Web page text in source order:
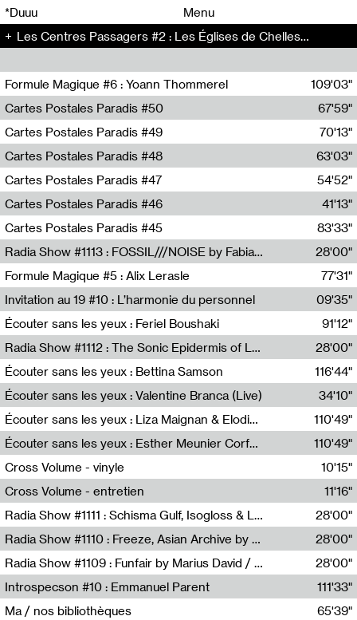
*Duuu
Menu
Les Centres Passagers #2 : Les Églises de Chelles - Les Centres Passagers (2)
Formule Magique #6 : Yoann Thommerel
Nathalie Lacroix,Yoann Thommerel
109'03"
Cartes Postales Paradis #50
Zoé Leroux
67'59"
Cartes Postales Paradis #49
Aurore Portales
70'13"
Cartes Postales Paradis #48
Mathias Dupaquier
63'03"
Cartes Postales Paradis #47
Raymond Engramer
54'52"
Cartes Postales Paradis #46
Sarah Banville
41'13"
Cartes Postales Paradis #45
Mateo Cuin
83'33"
Radia Show #1113 : FOSSIL///NOISE by Fabiana Gibim / Wave Farm
Wave Farm
28'00"
Formule Magique #5 : Alix Lerasle
Nathalie Lacroix
77'31"
Invitation au 19 #10 : L’harmonie du personnel
19, CRAC
09'35"
Écouter sans les yeux : Feriel Boushaki
Feriel Boushaki
91'12"
Radia Show #1112 : The Sonic Epidermis of Lake Léman by Paul Courlet / Guest Slot
28'00"
Écouter sans les yeux : Bettina Samson
Bettina Samson
116'44"
Écouter sans les yeux : Valentine Branca (Live)
Valentine Branca
34'10"
Écouter sans les yeux : Liza Maignan & Elodie Lecat
Liza Maignan,Elodie Lecat
110'49"
Écouter sans les yeux : Esther Meunier Corfdyr
Esther Meunier Corfdyr
110'49"
Cross Volume - vinyle
10'15"
Cross Volume - entretien
11'16"
Radia Show #1111 : Schisma Gulf, Isogloss & Lament For The Old Clock By Harvey Young / Resonance
Resonance
28'00"
Radia Show #1110 : Freeze, Asian Archive by Avita Maheen / Radio Worm
Radio WORM
28'00"
Radia Show #1109 : Funfair by Marius David / JET FM
Jet FM
28'00"
Introspecson #10 : Emmanuel Parent
Pierre Henry,Emmanuel Parent
111'33"
Ma / nos bibliothèques
65'39"
00 00
00 00